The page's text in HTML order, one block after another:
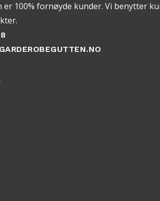
er 100% fornøyde kunder. Vi benytter